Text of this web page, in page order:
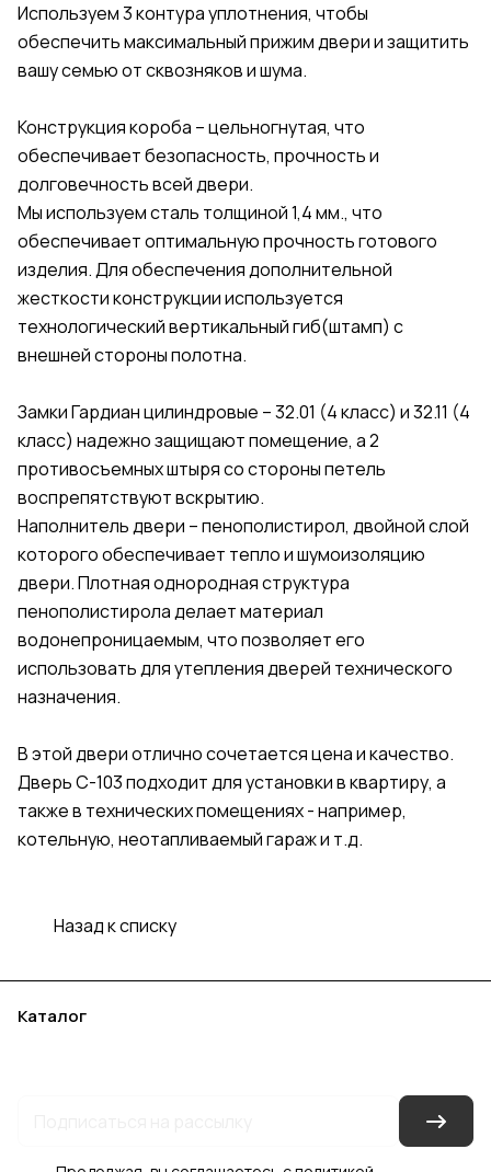
Используем 3 контура уплотнения, чтобы
обеспечить максимальный прижим двери и защитить
вашу семью от сквозняков и шума.
Конструкция короба – цельногнутая, что
обеспечивает безопасность, прочность и
долговечность всей двери.
Мы используем сталь толщиной 1,4 мм., что
обеспечивает оптимальную прочность готового
изделия. Для обеспечения дополнительной
жесткости конструкции используется
технологический вертикальный гиб(штамп) с
внешней стороны полотна.
Замки Гардиан цилиндровые – 32.01 (4 класс) и 32.11 (4
класс) надежно защищают помещение, а 2
противосъемных штыря со стороны петель
воспрепятствуют вскрытию.
Наполнитель двери – пенополистирол, двойной слой
которого обеспечивает тепло и шумоизоляцию
двери. Плотная однородная структура
пенополистирола делает материал
водонепроницаемым, что позволяет его
использовать для утепления дверей технического
назначения.
В этой двери отлично сочетается цена и качество.
Дверь С-103 подходит для установки в квартиру, а
также в технических помещениях - например,
котельную, неотапливаемый гараж и т.д.
Назад к списку
Каталог